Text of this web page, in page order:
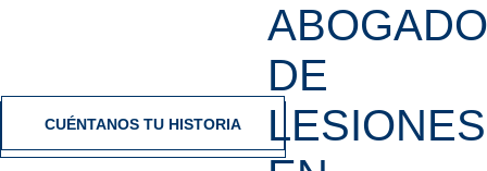
CUÉNTANOS TU HISTORIA
ABOGADO
DE
LESIONES